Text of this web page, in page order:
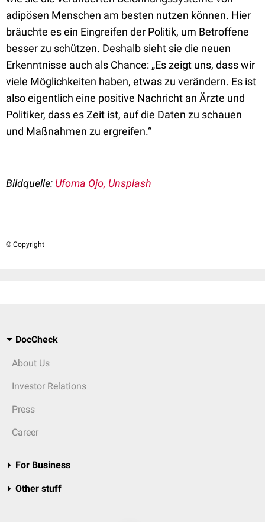
adipösen Menschen am besten nutzen können. Hier
bräuchte es ein Eingreifen der Politik, um Betroffene
besser zu schützen. Deshalb sieht sie die neuen
Erkenntnisse auch als Chance: „Es zeigt uns, dass wir
viele Möglichkeiten haben, etwas zu verändern. Es ist
also eigentlich eine positive Nachricht an Ärzte und
Politiker, dass es Zeit ist, auf die Daten zu schauen
und Maßnahmen zu ergreifen.“
Bildquelle: Ufoma Ojo, Unsplash
© Copyright
DocCheck
About Us
Investor Relations
Press
Career
For Business
Other stuff